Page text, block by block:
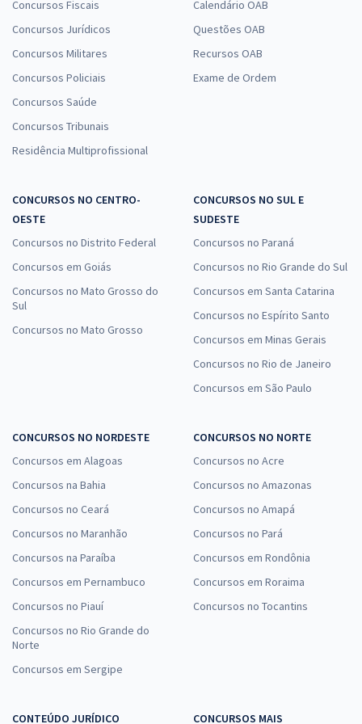
Concursos Fiscais
Concursos Jurídicos
Concursos Militares
Concursos Policiais
Concursos Saúde
Concursos Tribunais
Residência Multiprofissional
Calendário OAB
Questões OAB
Recursos OAB
Exame de Ordem
CONCURSOS NO CENTRO-
OESTE
Concursos no Distrito Federal
Concursos em Goiás
Concursos no Mato Grosso do
Sul
Concursos no Mato Grosso
CONCURSOS NO SUL E
SUDESTE
Concursos no Paraná
Concursos no Rio Grande do Sul
Concursos em Santa Catarina
Concursos no Espírito Santo
Concursos em Minas Gerais
Concursos no Rio de Janeiro
Concursos em São Paulo
CONCURSOS NO NORDESTE
Concursos em Alagoas
Concursos na Bahia
Concursos no Ceará
Concursos no Maranhão
Concursos na Paraíba
Concursos em Pernambuco
Concursos no Piauí
Concursos no Rio Grande do
Norte
Concursos em Sergipe
CONCURSOS NO NORTE
Concursos no Acre
Concursos no Amazonas
Concursos no Amapá
Concursos no Pará
Concursos em Rondônia
Concursos em Roraima
Concursos no Tocantins
CONTEÚDO JURÍDICO CONCURSOS MAIS